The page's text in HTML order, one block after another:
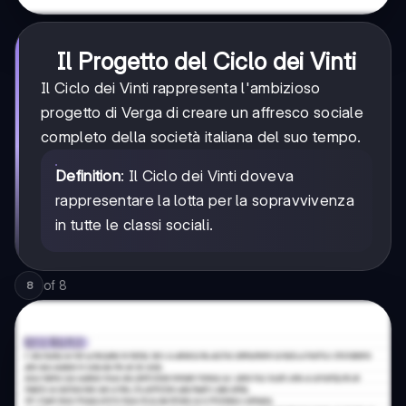
Il Progetto del Ciclo dei Vinti
Il Ciclo dei Vinti rappresenta l'ambizioso
progetto di Verga di creare un affresco sociale
completo della società italiana del suo tempo.
Definition: Il Ciclo dei Vinti doveva
rappresentare la lotta per la sopravvivenza
in tutte le classi sociali.
8 of 8